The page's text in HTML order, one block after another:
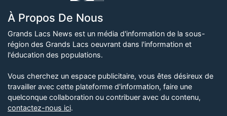
À Propos De Nous
Grands Lacs News est un média d'information de la sous-
région des Grands Lacs oeuvrant dans l'information et
l'éducation des populations.
Vous cherchez un espace publicitaire, vous êtes désireux de
travailler avec cette plateforme d'information, faire une
quelconque collaboration ou contribuer avec du contenu,
contactez-nous ici.